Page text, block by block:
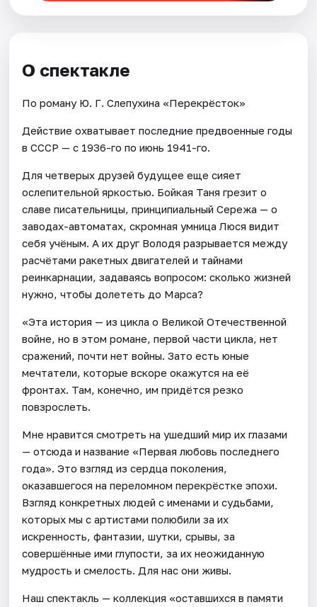
О спектакле
По роману Ю. Г. Слепухина «Перекрёсток»
Действие охватывает последние предвоенные годы
в СССР — с 1936-го по июнь 1941-го.
Для четверых друзей будущее еще сияет
ослепительной яркостью. Бойкая Таня грезит о
славе писательницы, принципиальный Сережа — о
заводах-автоматах, скромная умница Люся видит
себя учёным. А их друг Володя разрывается между
расчётами ракетных двигателей и тайнами
реинкарнации, задаваясь вопросом: сколько жизней
нужно, чтобы долететь до Марса?
«Эта история — из цикла о Великой Отечественной
войне, но в этом романе, первой части цикла, нет
сражений, почти нет войны. Зато есть юные
мечтатели, которые вскоре окажутся на её
фронтах. Там, конечно, им придётся резко
повзрослеть.
Мне нравится смотреть на ушедший мир их глазами
— отсюда и название «Первая любовь последнего
года». Это взгляд из сердца поколения,
оказавшегося на переломном перекрёстке эпохи.
Взгляд конкретных людей с именами и судьбами,
которых мы с артистами полюбили за их
искренность, фантазии, шутки, срывы, за
совершённые ими глупости, за их неожиданную
мудрость и смелость. Для нас они живы.
Наш спектакль — коллекция «оставшихся в памяти